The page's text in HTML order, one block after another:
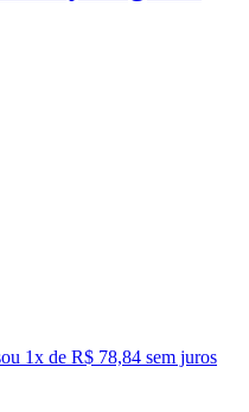
ou 1x de R$ 78,84 sem juros